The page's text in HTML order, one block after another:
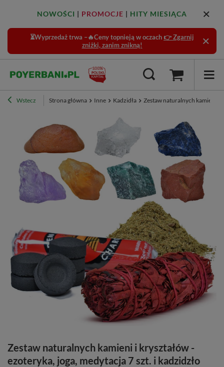
NOWOŚCI | PROMOCJE | HITY MIESIĄCA
⏳Wyprzedaż trwa –🔥Ceny topnieją w oczach 👉 Zgarnij
zniżki, zanim znikną!
Wstecz Strona główna Inne Kadzidła Zestaw naturalnych kamieni i
Zestaw naturalnych kamieni i kryształów -
ezoteryka, joga, medytacja 7 szt. i kadzidzło